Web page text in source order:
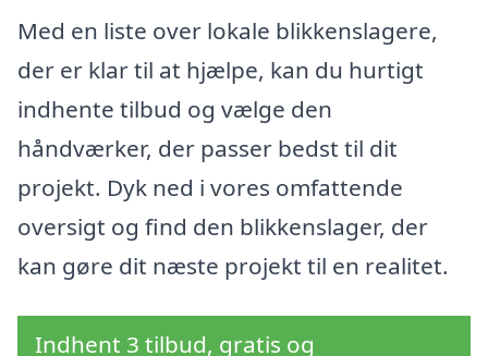
Med en liste over lokale blikkenslagere,
der er klar til at hjælpe, kan du hurtigt
indhente tilbud og vælge den
håndværker, der passer bedst til dit
projekt. Dyk ned i vores omfattende
oversigt og find den blikkenslager, der
kan gøre dit næste projekt til en realitet.
Indhent 3 tilbud, gratis og